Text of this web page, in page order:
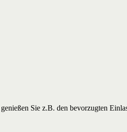
Sie z.B. den bevorzugten